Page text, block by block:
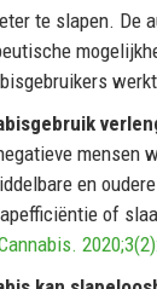
te slapen. De
mensen
en
of